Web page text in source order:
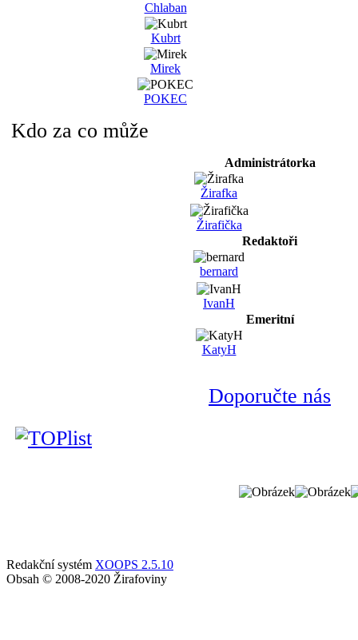
Chlaban
Kubrt
Mirek
POKEC
Kdo za co může
Administrátorka
Žirafka
Žirafička
Redaktoři
bernard
IvanH
Emeritní
KatyH
Doporučte nás
Redakční systém XOOPS 2.5.10
Obsah © 2008-2020 Žirafoviny